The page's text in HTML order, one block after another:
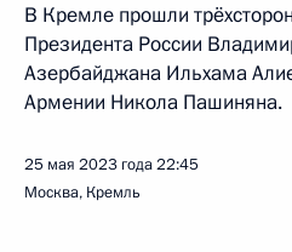
В Кремле прошли
Президента России
Азербайджана Ильхама
Армении Никола Пашиняна.
25 мая 2023 года22:45
Москва, Кремль